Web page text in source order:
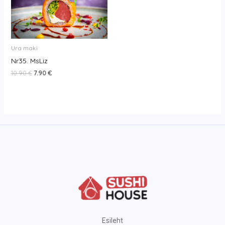
Ura maki
Nr35. MsLiz
10.90€
10.90 €.
7.90€
7.90 €.
Esileht